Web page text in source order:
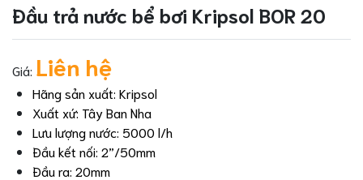
Đầu trả nước bể bơi Kripsol BOR 20
Giá: Liên hệ
Hãng sản xuất: Kripsol
Xuất xứ: Tây Ban Nha
Lưu lượng nước: 5000 l/h
Đầu kết nối: 2”/50mm
Đầu ra: 20mm